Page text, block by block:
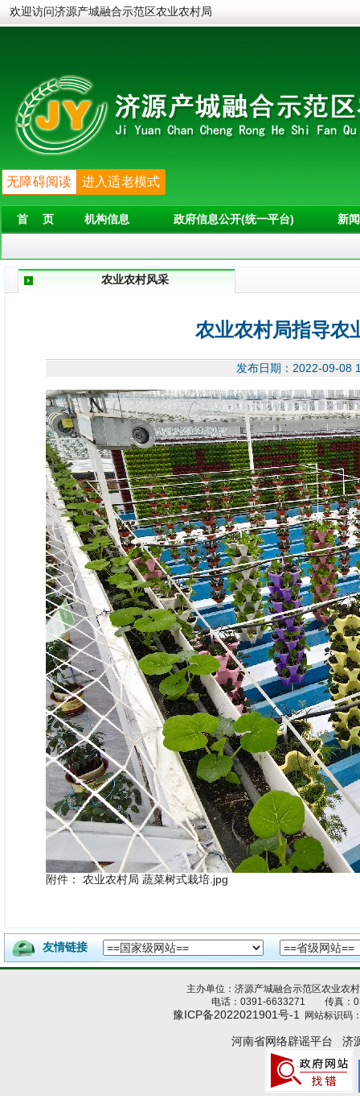
欢迎访问济源产城融合示范区农业农村局
无障碍阅读 进入适老模式
首 页 机构信息 政府信息公开(统一平台) 新
农业农村风采
农业农村局指导农
发布日期：2022-
附件： 农业农村局 蔬菜树式栽培.jpg
友情链接
主办单位：济源产城融合示范区农业
电话：0391-6633271 传真：
豫ICP备2022021901号-1 网站标识码
河南省网络辟谣平台 济